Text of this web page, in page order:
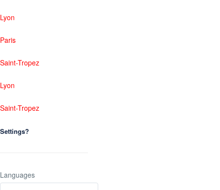
Lyon
Paris
Saint-Tropez
Lyon
Saint-Tropez
Settings?
Languages